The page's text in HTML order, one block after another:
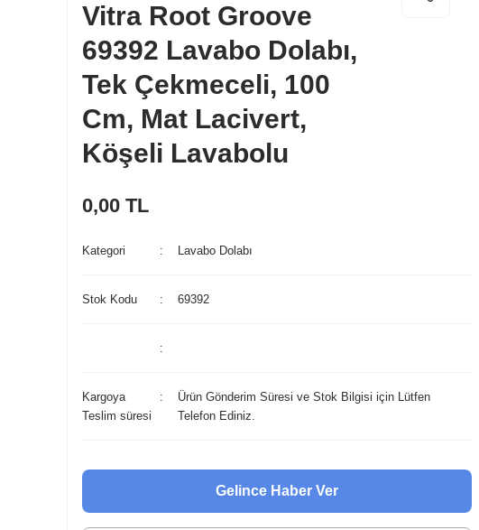
Vitra Root Groove
69392 Lavabo Dolabı,
Tek Çekmeceli, 100
Cm, Mat Lacivert,
Köşeli Lavabolu
0,00 TL
Kategori Lavabo Dolabı
Stok Kodu 69392
Kargoya
Teslim süresi
Ürün Gönderim Süresi ve Stok Bilgisi için Lütfen
Telefon Ediniz.
Gelince Haber Ver